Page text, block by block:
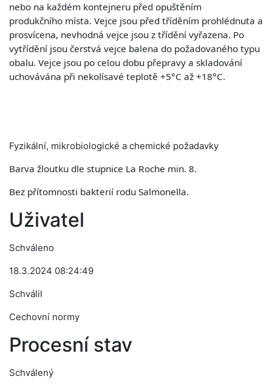
nebo na každém kontejneru před opuštěním
produkčního místa. Vejce jsou před tříděním prohlédnuta a
prosvícena, nevhodná vejce jsou z třídění vyřazena. Po
vytřídění jsou čerstvá vejce balena do požadovaného typu
obalu. Vejce jsou po celou dobu přepravy a skladování
uchovávána při nekolísavé teplotě +5°C až +18°C.
Fyzikální, mikrobiologické a chemické požadavky
Barva žloutku dle stupnice La Roche min. 8.
Bez přítomnosti bakterií rodu Salmonella.
Uživatel
Schváleno
18.3.2024 08:24:49
Schválil
Cechovní normy
Procesní stav
Schválený